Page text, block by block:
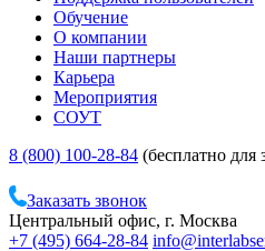
Обучение
О компании
Наши партнеры
Карьера
Мероприятия
СОУТ
8 (800) 100-28-84 (бесплатно
Заказать звонок
Центральный офис, г. Москва
+7 (495) 664-28-84